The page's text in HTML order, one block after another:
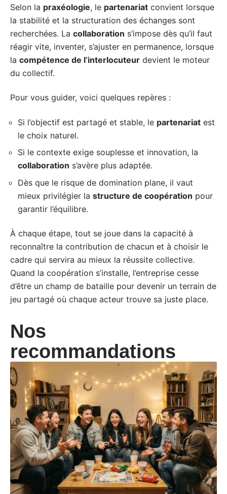
Selon la praxéologie, le partenariat convient lorsque
la stabilité et la structuration des échanges sont
recherchées. La collaboration s’impose dès qu’il faut
réagir vite, inventer, s’ajuster en permanence, lorsque
la compétence de l’interlocuteur devient le moteur
du collectif.
Pour vous guider, voici quelques repères :
Si l’objectif est partagé et stable, le partenariat est
le choix naturel.
Si le contexte exige souplesse et innovation, la
collaboration s’avère plus adaptée.
Dès que le risque de domination plane, il vaut
mieux privilégier la structure de coopération pour
garantir l’équilibre.
À chaque étape, tout se joue dans la capacité à
reconnaître la contribution de chacun et à choisir le
cadre qui servira au mieux la réussite collective.
Quand la coopération s’installe, l’entreprise cesse
d’être un champ de bataille pour devenir un terrain de
jeu partagé où chaque acteur trouve sa juste place.
Nos
recommandations